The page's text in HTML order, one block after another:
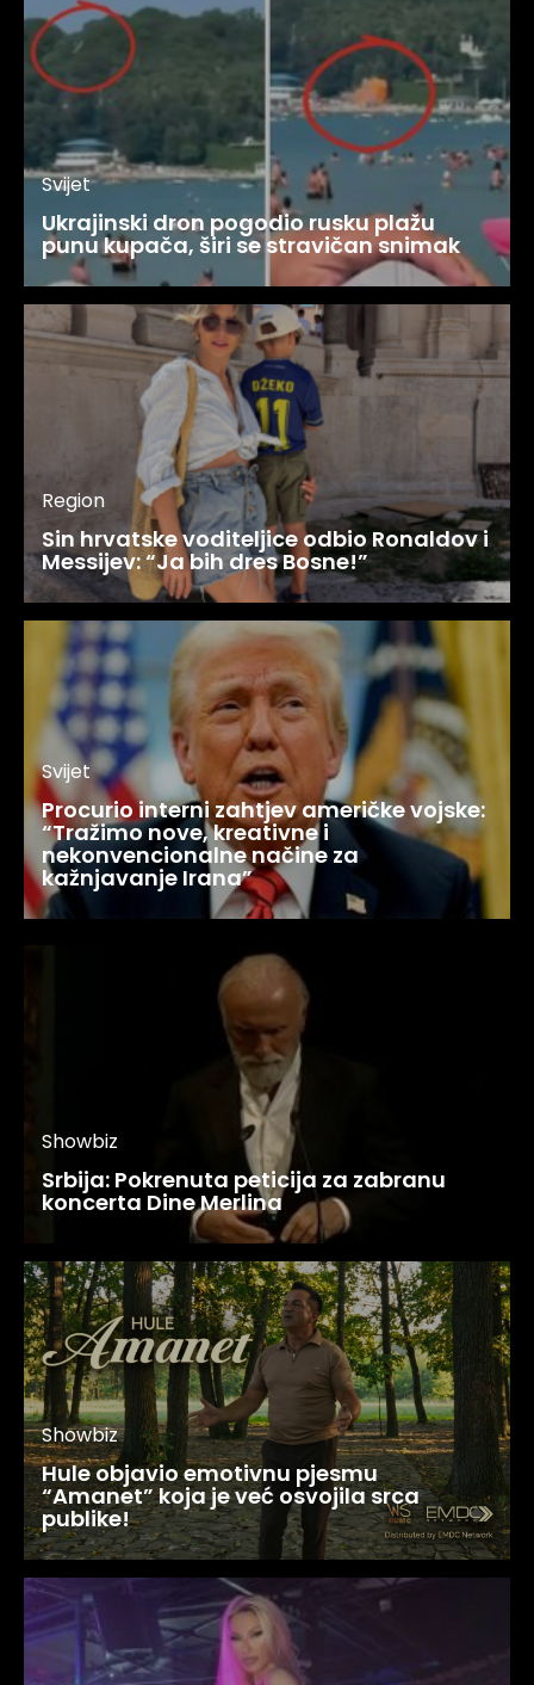
Svijet
Ukrajinski dron pogodio rusku plažu
punu kupača, širi se stravičan snimak
Region
Sin hrvatske voditeljice odbio Ronaldov i
Messijev: “Ja bih dres Bosne!”
Svijet
Procurio interni zahtjev američke vojske:
“Tražimo nove, kreativne i
nekonvencionalne načine za
kažnjavanje Irana”
Showbiz
Srbija: Pokrenuta peticija za zabranu
koncerta Dine Merlina
Showbiz
Hule objavio emotivnu pjesmu
“Amanet” koja je već osvojila srca
publike!